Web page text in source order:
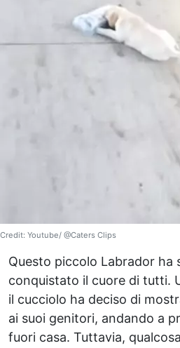
Credit: Youtube/ @Caters Clips
Questo piccolo Labrador ha
conquistato il cuore di tutti.
il cucciolo ha deciso di
ai suoi genitori, andando a
fuori casa. Tuttavia,